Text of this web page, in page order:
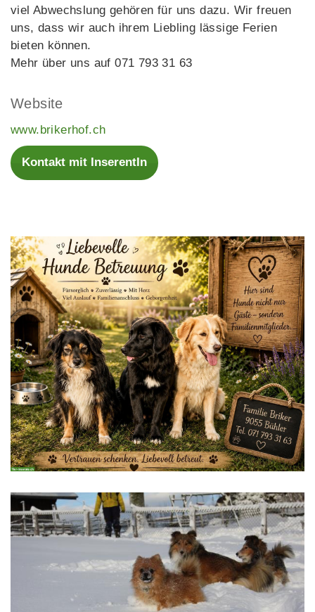
viel Abwechslung gehören für uns dazu. Wir freuen
uns, dass wir auch ihrem Liebling lässige Ferien
bieten können.
Mehr über uns auf 071 793 31 63
Website
www.brikerhof.ch
Kontakt mit InserentIn